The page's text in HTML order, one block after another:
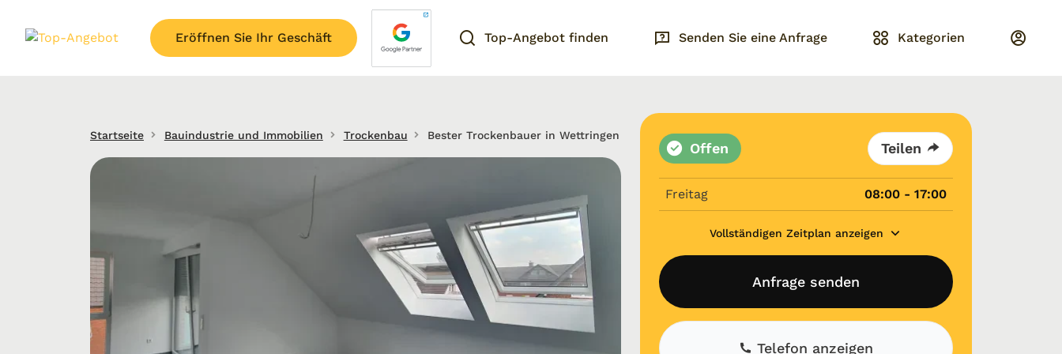
Eröffnen Sie Ihr Geschäft Top-Angebot finden Senden Sie eine Anfrage Kategorien
Startseite Bauindustrie und Immobilien Trockenbau Bester Trockenbauer in Wettringen
Offen Teilen
Freitag 08:00 - 17:00
Vollständigen Zeitplan anzeigen
Anfrage senden
Telefon anzeigen